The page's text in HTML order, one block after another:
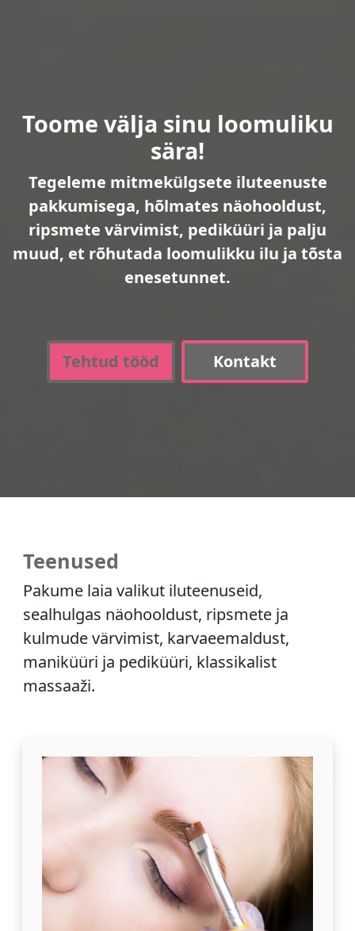
Toome välja sinu loomuliku
sära!
Tegeleme mitmekülgsete iluteenuste
pakkumisega, hõlmates näohooldust,
ripsmete värvimist, pediküüri ja palju
muud, et rõhutada loomulikku ilu ja tõsta
enesetunnet.
Tehtud tööd Kontakt
Teenused
Pakume laia valikut iluteenuseid,
sealhulgas näohooldust, ripsmete ja
kulmude värvimist, karvaeemaldust,
maniküüri ja pediküüri, klassikalist
massaaži.